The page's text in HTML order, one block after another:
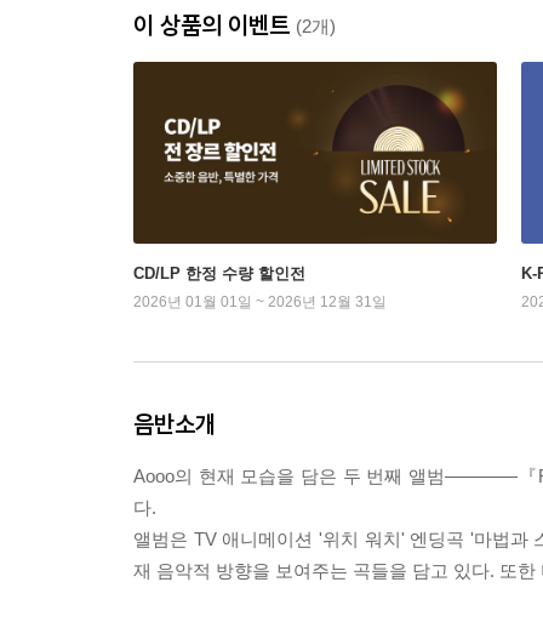
이 상품의 이벤트 (2개)
CD/LP 한정 수량 할인전
2026년 01월 01일 ~ 2026년 12월 31일
K-
음반소개
Aooo의 현재 모습을 담은 두 번째 앨범――――『
다.
앨범은 TV 애니메이션 '위치 워치' 엔딩곡 '마법과
재 음악적 방향을 보여주는 곡들을 담고 있다. 또